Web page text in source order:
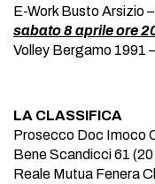
E-Work Busto Arsizio
sabato 8 aprile ore
Volley Bergamo 1991
LA CLASSIFICA
Prosecco Doc Imoco
Bene Scandicci 61 (20
Reale Mutua Fenera